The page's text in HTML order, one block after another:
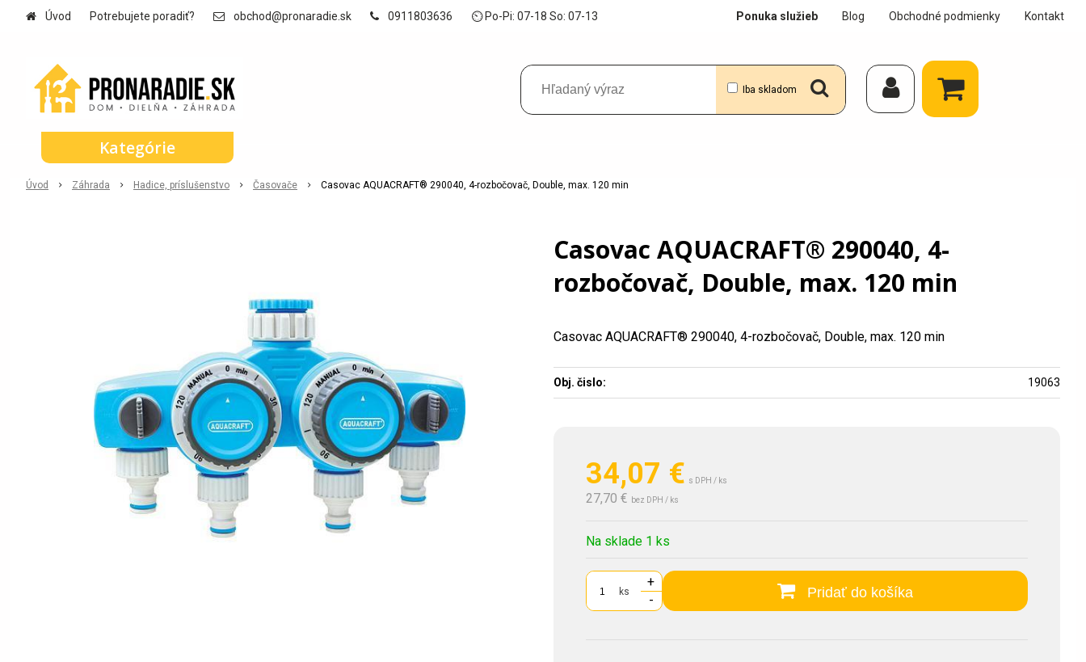
Úvod Potrebujete poradiť? obchod@pronaradie.sk 0911803636 ⏲ Po-Pi: 07-18 So: 07-13
Iba skladom
Ponuka služieb Blog Obchodné podmienky Kontakt
Úvod Záhrada Hadice, príslušenstvo Časovače Casovac AQUACRAFT® 290040, 4-rozbočovač, Double, max. 120 min
Casovac AQUACRAFT® 290040, 4-
rozbočovač, Double, max. 120 min
34,07 € s DPH / ks
27,70 € bez DPH / ks
Na sklade 1 ks
ks
+
-
Pridať do košíka
Casovac AQUACRAFT® 290040, 4-rozbočovač, Double, max. 120 min
Obj. čislo: 19063
Kategórie